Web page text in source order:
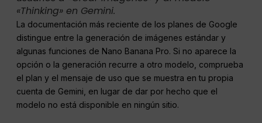
«Thinking» en Gemini.
La documentación más reciente de los planes de Google
distingue entre la generación de imágenes estándar y
algunas funciones de Nano Banana Pro. Si no aparece la
opción o la generación recurre a otro modelo, comprueba
el plan y el mensaje de uso que se muestra en tu propia
cuenta de Gemini, en lugar de dar por hecho que el
modelo no está disponible en ningún sitio.